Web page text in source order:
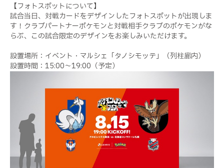
【フォトスポットについて】
試合当日、対戦カードをデザインしたフォトスポットが出現しま
す！クラブパートナーポケモンと対戦相手クラブのポケモンがな
らぶ、この試合限定のデザインをお楽しみいただけます。
設置場所：イベント・マルシェ「タノシモッテ」（列柱廊内）
設置時間：15:00〜19:00（予定）